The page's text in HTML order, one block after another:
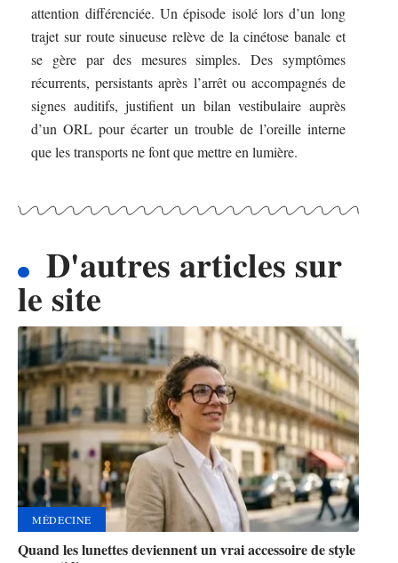
attention différenciée. Un épisode isolé lors d’un long
trajet sur route sinueuse relève de la cinétose banale et
se gère par des mesures simples. Des symptômes
récurrents, persistants après l’arrêt ou accompagnés de
signes auditifs, justifient un bilan vestibulaire auprès
d’un ORL pour écarter un trouble de l’oreille interne
que les transports ne font que mettre en lumière.
D'autres articles sur
le site
MÉDECINE
Quand les lunettes deviennent un vrai accessoire de style